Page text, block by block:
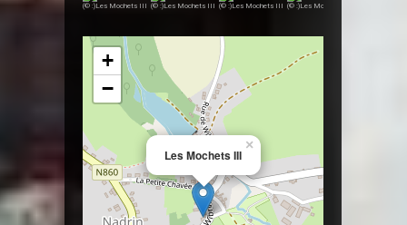
(© :)Les Mochets III (© :)Les Mochets III (© :)Les Mochets III (© :)Les Mochets III
Les Mochets III
×
+
−